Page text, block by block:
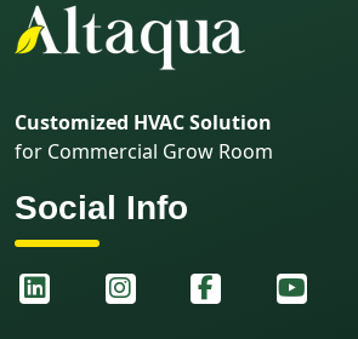
Customized HVAC Solution
for Commercial Grow Room
Social Info